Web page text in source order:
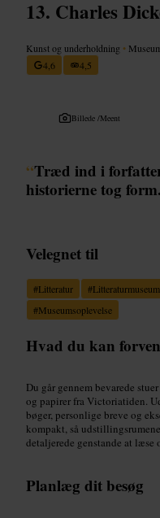
Charles
Kunst og underholdning •
4,6
4,5
Billede /Meent
“Træd ind i
historierne tog form.
Velegnet til
#Litteratur #Litteraturmuseum
#Museumsoplevelse
Hvad du kan
Du går gennem bevarede
og papirer fra Victoriatiden.
bøger, personlige breve og
kompakt, så
detaljerede genstande at læse
Planlæg dit besøg